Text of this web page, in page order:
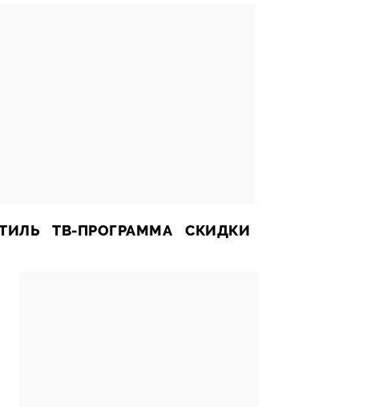
ТВ-ПРОГРАММА СКИДКИ